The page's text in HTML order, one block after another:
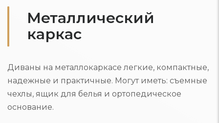
Металлический
каркас
Диваны на металлокаркасе легкие, компактные,
надежные и практичные. Могут иметь: съемные
чехлы, ящик для белья и ортопедическое
основание.